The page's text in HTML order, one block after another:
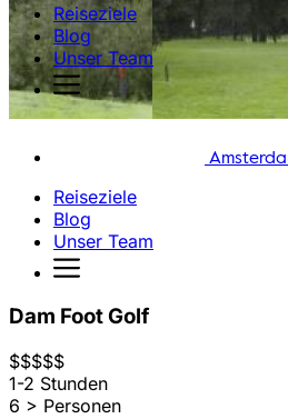
Reiseziele
Blog
Unser Team
Reiseziele
Blog
Unser Team
Dam Foot Golf
$$$$$
1-2 Stunden
6 > Personen